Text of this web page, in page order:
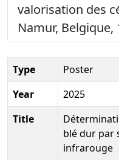
valorisation des
Namur, Belgique,
Type
Poster
Year
2025
Title
blé dur par
infrarouge